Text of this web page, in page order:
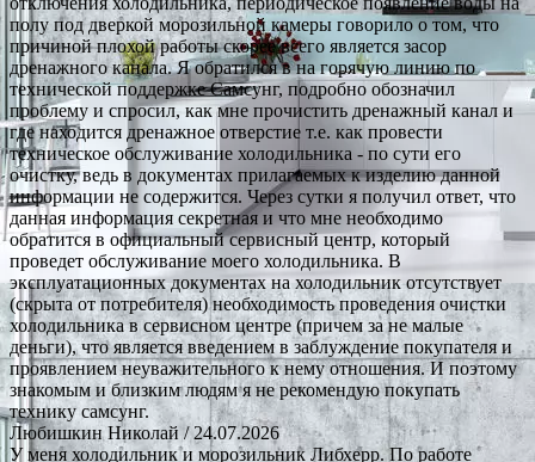
полу под дверкой морозильной камеры говорило о том, что
причиной плохой работы скорее всего является засор
дренажного канала. Я обратился в на горячую линию по
технической поддержке Самсунг, подробно обозначил
проблему и спросил, как мне прочистить дренажный канал и
где находится дренажное отверстие т.е. как провести
техническое обслуживание холодильника - по сути его
очистку, ведь в документах прилагаемых к изделию данной
информации не содержится. Через сутки я получил ответ, что
данная информация секретная и что мне необходимо
обратится в официальный сервисный центр, который
проведет обслуживание моего холодильника. В
эксплуатационных документах на холодильник отсутствует
(скрыта от потребителя) необходимость проведения очистки
холодильника в сервисном центре (причем за не малые
деньги), что является введением в заблуждение покупателя и
проявлением неуважительного к нему отношения. И поэтому
знакомым и близким людям я не рекомендую покупать
технику самсунг.
Любишкин Николай/ 24.07.2026
У меня холодильник и морозильник Либхерр. По работе